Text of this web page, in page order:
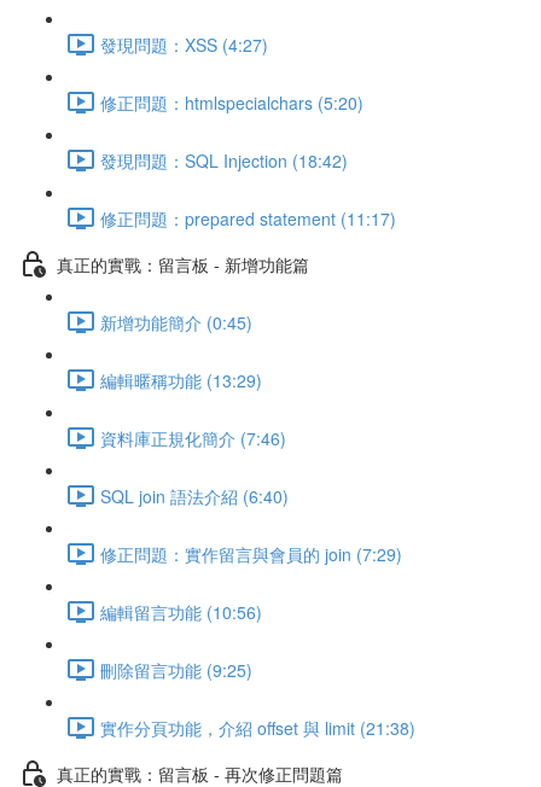
發現問題：XSS (4:27)
修正問題：htmlspecialchars (5:20)
發現問題：SQL Injection (18:42)
修正問題：prepared statement (11:17)
真正的實戰：留言板 - 新增功能篇
新增功能簡介 (0:45)
編輯暱稱功能 (13:29)
資料庫正規化簡介 (7:46)
SQL join 語法介紹 (6:40)
修正問題：實作留言與會員的 join (7:29)
編輯留言功能 (10:56)
刪除留言功能 (9:25)
實作分頁功能，介紹 offset 與 limit (21:38)
真正的實戰：留言板 - 再次修正問題篇